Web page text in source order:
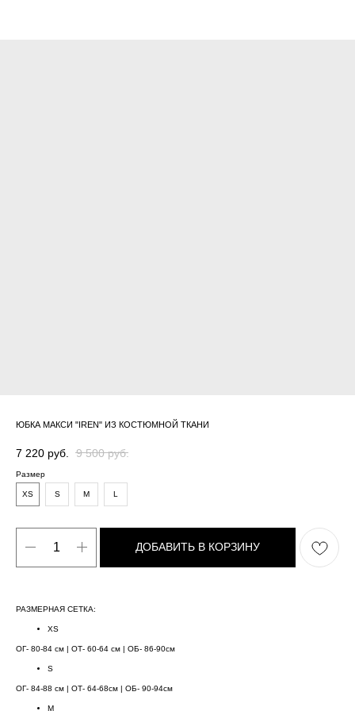
ЮБКА МАКСИ "IREN" ИЗ КОСТЮМНОЙ ТКАНИ
7 220 руб. 9 500 руб.
Размер
XS S M L
ДОБАВИТЬ В КОРЗИНУ
РАЗМЕРНАЯ СЕТКA:
XS
ОГ- 80-84 см | ОТ- 60-64 см | ОБ- 86-90см
S
ОГ- 84-88 см | ОТ- 64-68см | ОБ- 90-94см
M